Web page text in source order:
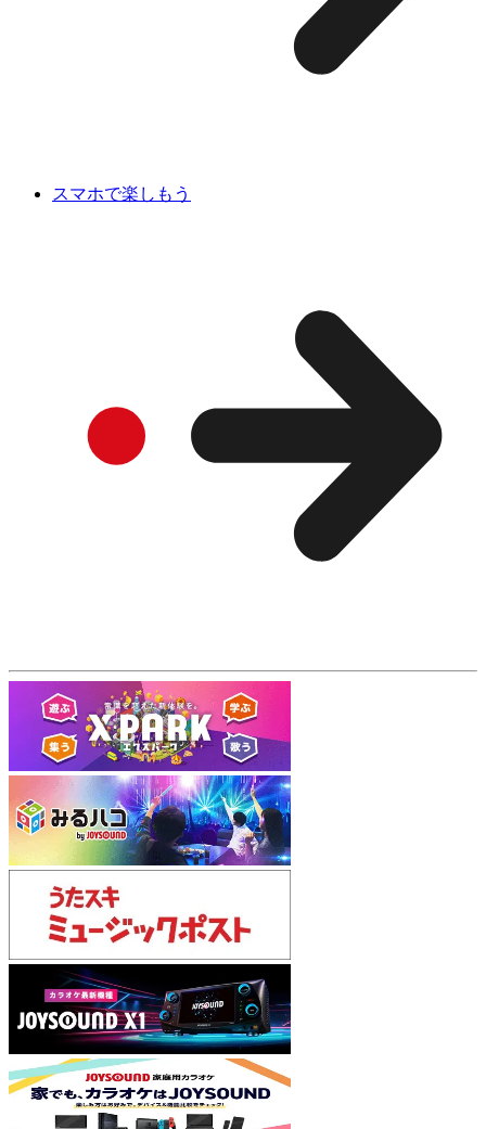
スマホで楽しもう